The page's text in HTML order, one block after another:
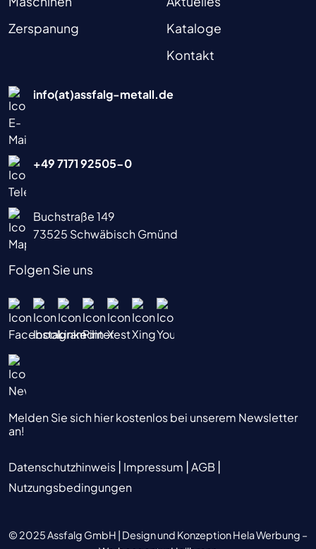
Zerspanung
Kataloge
Kontakt
info(at)assfalg-metall.de
+49 7171 92505-0
Buchstraße 149
73525 Schwäbisch Gmünd
Folgen Sie uns
Melden Sie sich hier kostenlos bei unserem Newsletter
an!
Datenschutzhinweis | Impressum |AGB |
Nutzungsbedingungen
© 2025 Assfalg GmbH | Design und Konzeption Hela Werbung –